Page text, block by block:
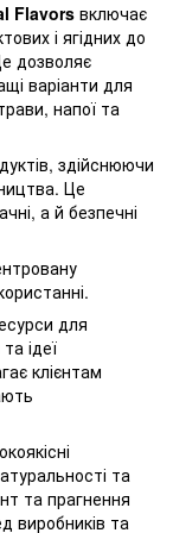
Flavors включає
і ягідних до
дозволяє
варіанти для
напої та
здійснюючи
Це
а й безпечні
для
ідеї
клієнтам
та
та прагнення
виробників та